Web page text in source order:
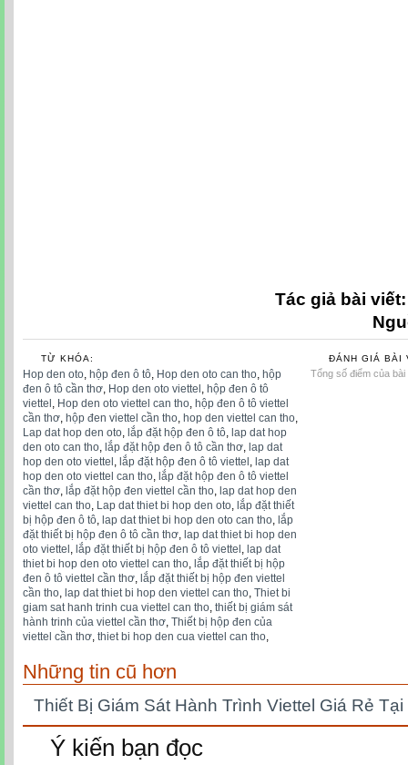
Tác giả bài
TỪ KHÓA:
Hop den oto hộp đen ô tô Hop den oto can tho hộp
đen ô tô cần thơ Hop den oto viettel hộp đen ô tô
viettel Hop den oto viettel can tho hộp đen ô tô viettel
cần thơ hộp đen viettel cần tho hop den viettel can tho
Lap dat hop den oto lắp đặt hộp đen ô tô lap dat hop
den oto can tho lắp đặt hộp đen ô tô cần thơ lap dat
hop den oto viettel lắp đặt hộp đen ô tô viettel lap dat
hop den oto viettel can tho lắp đặt hộp đen ô tô viettel
cần thơ lắp đặt hộp đen viettel cần tho lap dat hop den
viettel can tho Lap dat thiet bi hop den oto lắp đặt thiết
bị hộp đen ô tô lap dat thiet bi hop den oto can tho lắp
đặt thiết bị hộp đen ô tô cần thơ lap dat thiet bi hop den
oto viettel lắp đặt thiết bị hộp đen ô tô viettel lap dat
thiet bi hop den oto viettel can tho lắp đặt thiết bị hộp
đen ô tô viettel cần thơ lắp đặt thiết bị hộp đen viettel
cần tho lap dat thiet bi hop den viettel can tho Thiet bi
giam sat hanh trinh cua viettel can tho thiết bị giám sát
hành trinh của viettel cần thơ Thiết bị hộp đen của
viettel cần thơ thiet bi hop den cua viettel can tho
ĐÁNH GIÁ BÀI
Tổng số điểm của
Những tin cũ hơn
Thiết Bị Giám Sát Hành Trình Viettel Giá Rẻ
Ý kiến bạn đọc